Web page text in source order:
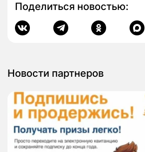
Поделиться новостью:
Новости партнеров